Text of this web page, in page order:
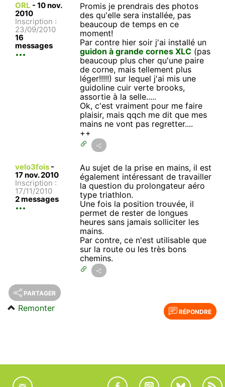
ORL - 10 nov.
2010
Inscription :
23/09/2010
16
messages
Promis je prendrais des photos
des qu'elle sera installée, pas
beaucoup de temps en ce
moment!
Par contre hier soir j'ai installé un
guidon à grande cornes XLC (pas
beaucoup plus cher qu'une paire
de corne, mais tellement plus
léger!!!!!) sur lequel j'ai mis une
guidoline cuir verte brooks,
assortie à la selle.....
Ok, c'est vraiment pour me faire
plaisir, mais qqch me dit que mes
mains ne vont pas regretter....
++
velo3fois -
17 nov. 2010
Inscription :
17/11/2010
2 messages
Au sujet de la prise en mains, il est
également intéressant de travailler
la question du prolongateur aéro
type triathlon.
Une fois la position trouvée, il
permet de rester de longues
heures sans jamais solliciter les
mains.
Par contre, ce n'est utilisable que
sur la route ou les très bons
chemins.
PARTAGER
RÉPONDRE
Remonter